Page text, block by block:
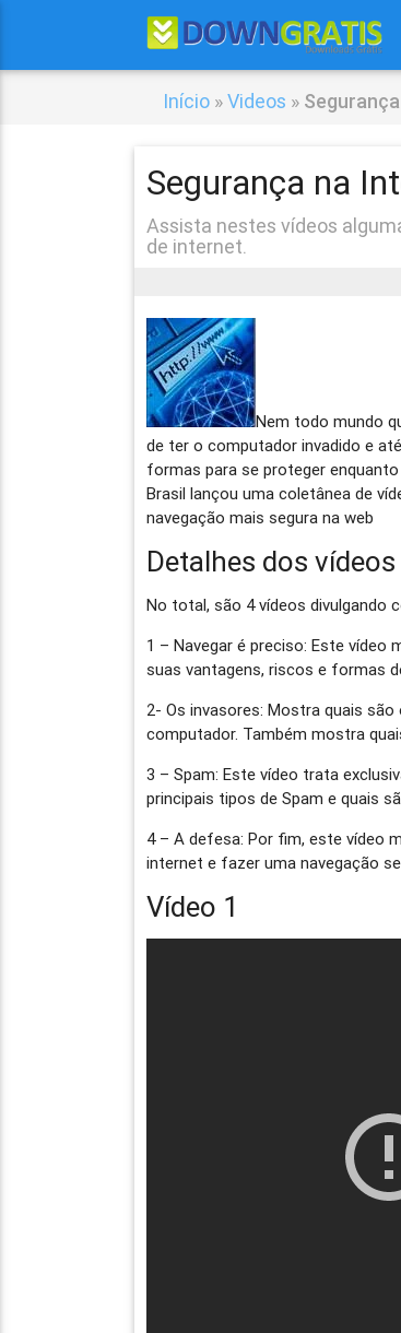
Início »Videos »
Segurança na
Assista nestes vídeos
de internet.
Nem todo mundo
de ter o computador invadido e
formas para se proteger
Brasil lançou uma coletânea de
navegação mais segura na web
Detalhes dos
No total, são 4 vídeos divulgando
1 – Navegar é preciso: Este
suas vantagens, riscos e formas
2- Os invasores: Mostra quais
computador. Também mostra
3 – Spam: Este vídeo trata
principais tipos de Spam e quais
4 – A defesa: Por fim, este vídeo
internet e fazer uma navegação
Vídeo 1